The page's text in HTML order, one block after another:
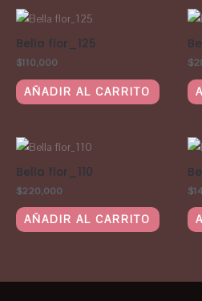
Bella flor_125
$110,000
AÑADIR AL CARRITO
$
Bella flor_110
$220,000
AÑADIR AL CARRITO
$